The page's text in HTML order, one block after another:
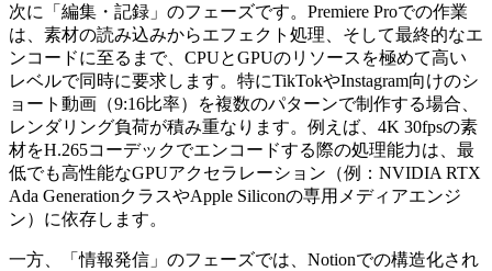
次に「編集・記録」のフェーズです。Premiere Proでの作業
は、素材の読み込みからエフェクト処理、そして最終的なエ
ンコードに至るまで、CPUとGPUのリソースを極めて高い
レベルで同時に要求します。特にTikTokやInstagram向けのシ
ョート動画（9:16比率）を複数のパターンで制作する場合、
レンダリング負荷が積み重なります。例えば、4K 30fpsの素
材をH.265コーデックでエンコードする際の処理能力は、最
低でも高性能なGPUアクセラレーション（例：NVIDIA RTX
Ada GenerationクラスやApple Siliconの専用メディアエンジ
ン）に依存します。
一方、「情報発信」のフェーズでは、Notionでの構造化され